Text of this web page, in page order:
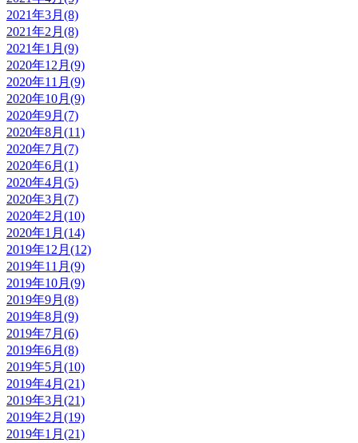
2021年3月(8)
2021年2月(8)
2021年1月(9)
2020年12月(9)
2020年11月(9)
2020年10月(9)
2020年9月(7)
2020年8月(11)
2020年7月(7)
2020年6月(1)
2020年4月(5)
2020年3月(7)
2020年2月(10)
2020年1月(14)
2019年12月(12)
2019年11月(9)
2019年10月(9)
2019年9月(8)
2019年8月(9)
2019年7月(6)
2019年6月(8)
2019年5月(10)
2019年4月(21)
2019年3月(21)
2019年2月(19)
2019年1月(21)